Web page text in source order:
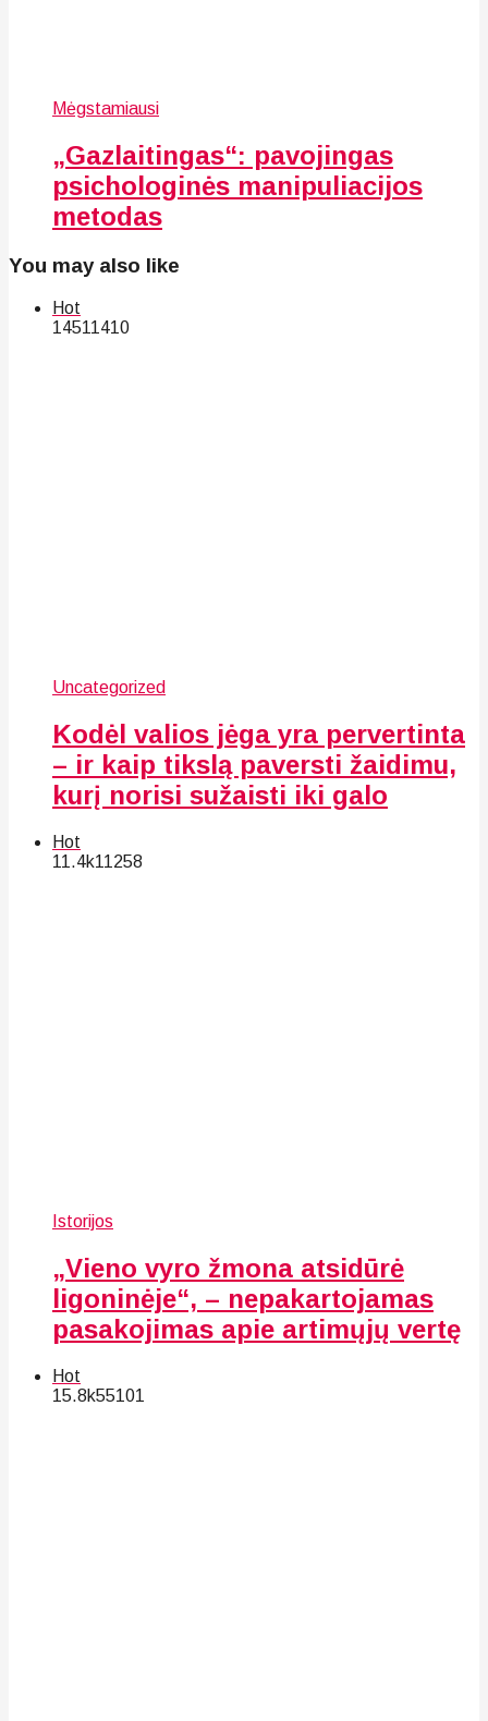
Mėgstamiausi
„Gazlaitingas“: pavojingas
psichologinės manipuliacijos
metodas
You may also like
Hot
14511410
Uncategorized
Kodėl valios jėga yra pervertinta
– ir kaip tikslą paversti žaidimu,
kurį norisi sužaisti iki galo
Hot
11.4k11258
Istorijos
„Vieno vyro žmona atsidūrė
ligoninėje“, – nepakartojamas
pasakojimas apie artimųjų vertę
Hot
15.8k55101